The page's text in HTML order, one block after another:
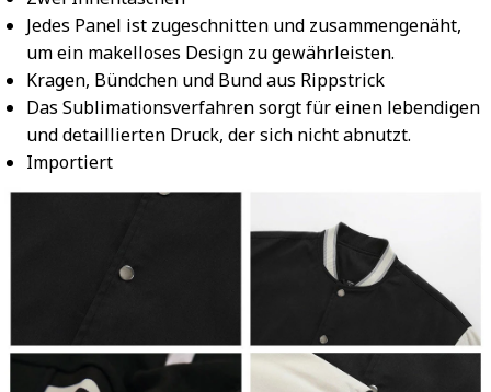
Jedes Panel ist zugeschnitten und zusammengenäht,
um ein makelloses Design zu gewährleisten.
Kragen, Bündchen und Bund aus Rippstrick
Das Sublimationsverfahren sorgt für einen lebendigen
und detaillierten Druck, der sich nicht abnutzt.
Importiert